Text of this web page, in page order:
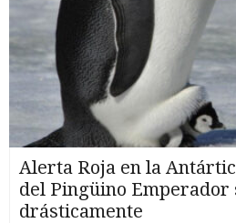
Alerta Roja en la
del Pingüino Emperador
drásticamente